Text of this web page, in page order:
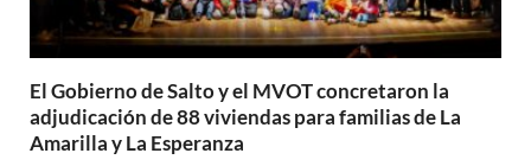
El Gobierno de Salto y el MVOT concretaron la
adjudicación de 88 viviendas para familias de La
Amarilla y La Esperanza